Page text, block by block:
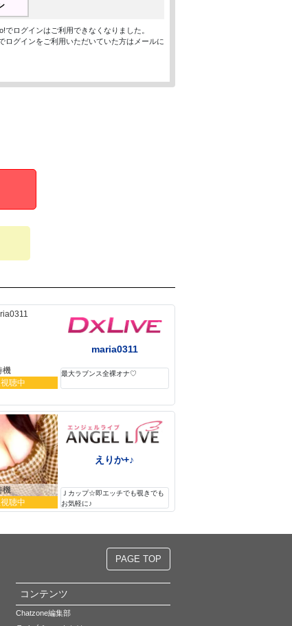
ログインはご利用できなくなりました。
ログインをご利用いただいていた方はメールに
機
聴中
maria0311
最大ラブンス全裸オナ♡
機
聴中
えりか+♪
Ｊカップ☆即エッチでも覗きでも
お気軽に♪
PAGE TOP
コンテンツ
Chatzone編集部